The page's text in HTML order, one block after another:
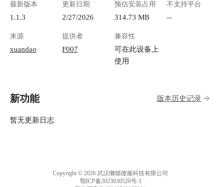
最新版本
1.1.3
更新日期
2/27/2026
预估安装占用
314.73 MB
不支持平台
--
来源
xuandao
提供者
F007
兼容性
可在此设备上
使用
新功能 版本历史记录
暂无更新日志
Copyright © 2026 武汉懒猫微服科技有限公司
鄂ICP备2023030520号-1